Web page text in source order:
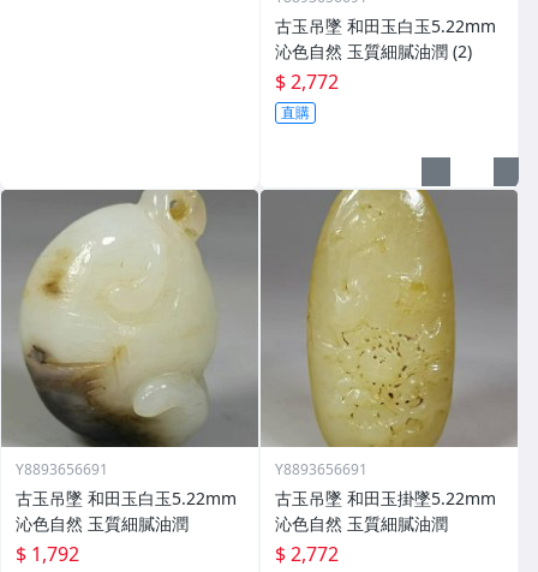
古玉吊墜 和田玉白玉5.22mm
沁色自然 玉質細膩油潤 (2)
$ 2,772
直購
Y8893656691
古玉吊墜 和田玉白玉5.22mm
沁色自然 玉質細膩油潤
$ 1,792
Y8893656691
古玉吊墜 和田玉掛墜5.22mm
沁色自然 玉質細膩油潤
$ 2,772